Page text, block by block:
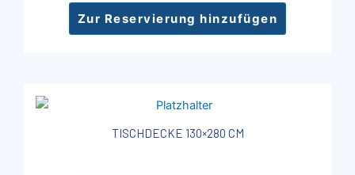
Zur Reservierung hinzufügen
TISCHDECKE 130×280 CM